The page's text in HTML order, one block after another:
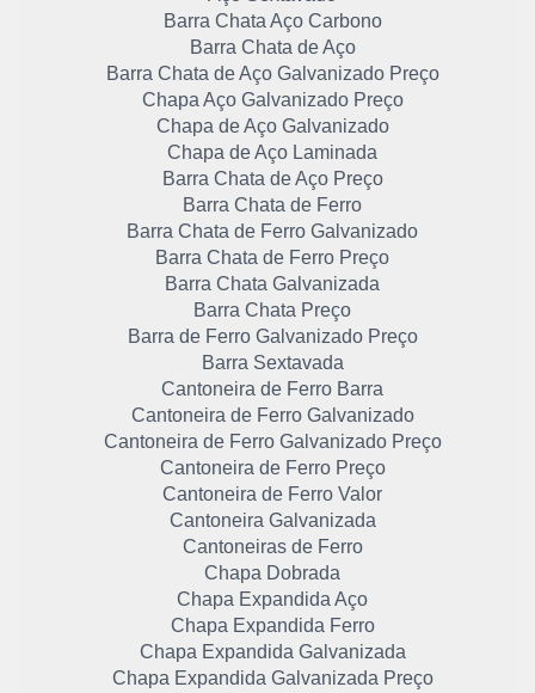
Barra Chata Aço Carbono
Barra Chata de Aço
Barra Chata de Aço Galvanizado Preço
Chapa Aço Galvanizado Preço
Chapa de Aço Galvanizado
Chapa de Aço Laminada
Barra Chata de Aço Preço
Barra Chata de Ferro
Barra Chata de Ferro Galvanizado
Barra Chata de Ferro Preço
Barra Chata Galvanizada
Barra Chata Preço
Barra de Ferro Galvanizado Preço
Barra Sextavada
Cantoneira de Ferro Barra
Cantoneira de Ferro Galvanizado
Cantoneira de Ferro Galvanizado Preço
Cantoneira de Ferro Preço
Cantoneira de Ferro Valor
Cantoneira Galvanizada
Cantoneiras de Ferro
Chapa Dobrada
Chapa Expandida Aço
Chapa Expandida Ferro
Chapa Expandida Galvanizada
Chapa Expandida Galvanizada Preço